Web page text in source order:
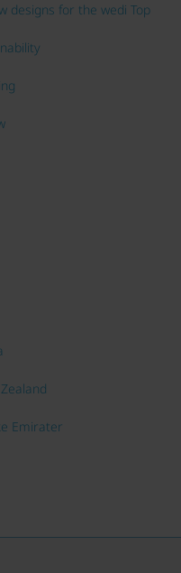
designs for the wedi Top
Emirater